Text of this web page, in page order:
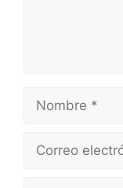
electrónico